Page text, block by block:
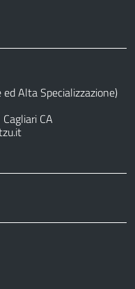
Alta Specializzazione)
CA